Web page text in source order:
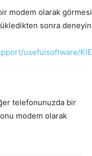
modem olarak
sonra
usefulsoftware/
telefonunuzda bir
modem olarak